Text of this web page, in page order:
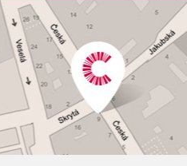
To The WorldO Little Town Of
ChristmasGaudeteNoel!